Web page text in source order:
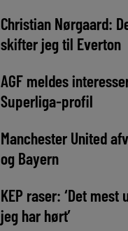
Christian Nørgaard:
skifter jeg til Everton
AGF meldes
Superliga-profil
Manchester United
og Bayern
KEP raser: ‘Det mest
jeg har hørt’